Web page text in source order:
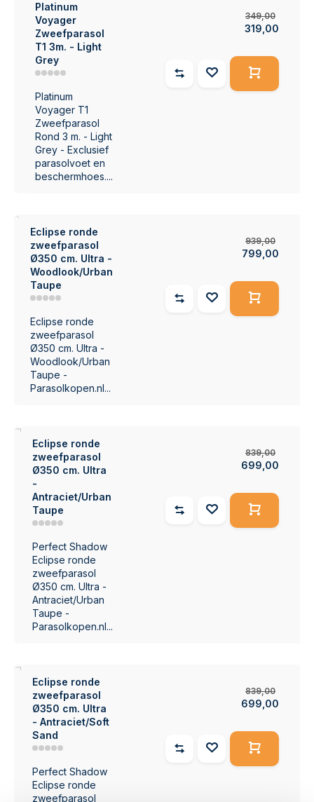
Platinum
Voyager
Zweefparasol
T1 3m. - Light
Grey
Platinum
Voyager T1
Zweefparasol
Rond 3 m. - Light
Grey - Exclusief
parasolvoet en
beschermhoes....
349,00
319,00
Eclipse ronde
zweefparasol
Ø350 cm. Ultra -
Woodlook/Urban
Taupe
Eclipse ronde
zweefparasol
Ø350 cm. Ultra -
Woodlook/Urban
Taupe -
Parasolkopen.nl...
939,00
799,00
Eclipse ronde
zweefparasol
Ø350 cm. Ultra
-
Antraciet/Urban
Taupe
Perfect Shadow
Eclipse ronde
zweefparasol
Ø350 cm. Ultra -
Antraciet/Urban
Taupe -
Parasolkopen.nl...
839,00
699,00
Eclipse ronde
zweefparasol
Ø350 cm. Ultra
- Antraciet/Soft
Sand
Perfect Shadow
Eclipse ronde
zweefparasol
839,00
699,00